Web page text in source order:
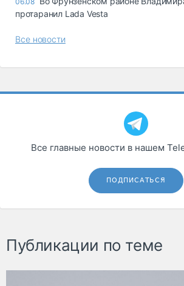
протаранил Lada Vesta
Все новости
Все главные новости в нашем
ПОДПИСАТЬСЯ
Публикации по теме